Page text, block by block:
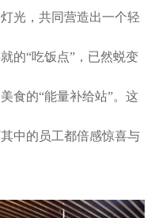
光，共同营造出一个轻
的“吃饭点”，已然蜕变
食的“能量补给站”。这
中的员工都倍感惊喜与